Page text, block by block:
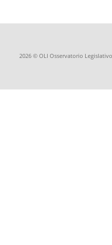
2026 © OLI Osservatorio